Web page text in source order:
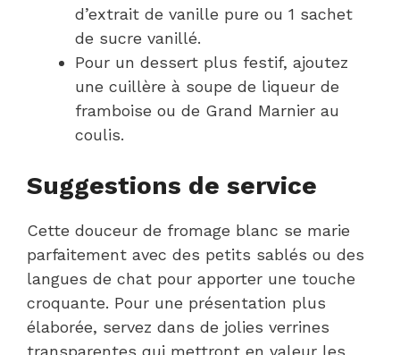
d’extrait de vanille pure ou 1 sachet
de sucre vanillé.
Pour un dessert plus festif, ajoutez
une cuillère à soupe de liqueur de
framboise ou de Grand Marnier au
coulis.
Suggestions de service
Cette douceur de fromage blanc se marie
parfaitement avec des petits sablés ou des
langues de chat pour apporter une touche
croquante. Pour une présentation plus
élaborée, servez dans de jolies verrines
transparentes qui mettront en valeur les